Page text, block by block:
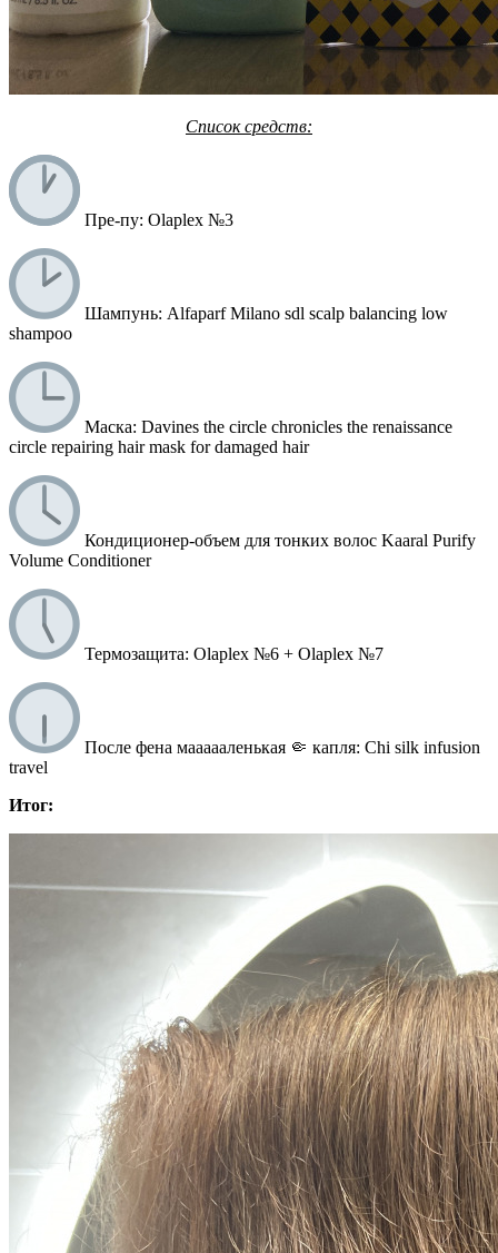
Список средств:
Пре-пу: Olaplex №3
Шампунь: Alfaparf Milano sdl scalp balancing low
shampoo
Маска: Davines the circle chronicles the renaissance
circle repairing hair mask for damaged hair
Кондиционер-объем для тонких волос Kaaral Purify
Volume Conditioner
Термозащита: Olaplex №6 + Olaplex №7
После фена маааааленькая 🤏 капля: Chi silk infusion
travel
Итог: